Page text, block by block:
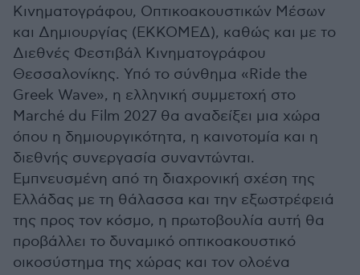
Κινηματογράφου, Οπτικοακουστικών Μέσων
και Δημιουργίας (ΕΚΚΟΜΕΔ), καθώς και με το
Διεθνές Φεστιβάλ Κινηματογράφου
Θεσσαλονίκης. Υπό το σύνθημα «Ride the
Greek Wave», η ελληνική συμμετοχή στο
Marché du Film 2027 θα αναδείξει μια χώρα
όπου η δημιουργικότητα, η καινοτομία και η
διεθνής συνεργασία συναντώνται.
Εμπνευσμένη από τη διαχρονική σχέση της
Ελλάδας με τη θάλασσα και την εξωστρέφειά
της προς τον κόσμο, η πρωτοβουλία αυτή θα
προβάλλει το δυναμικό οπτικοακουστικό
οικοσύστημα της χώρας και τον ολοένα